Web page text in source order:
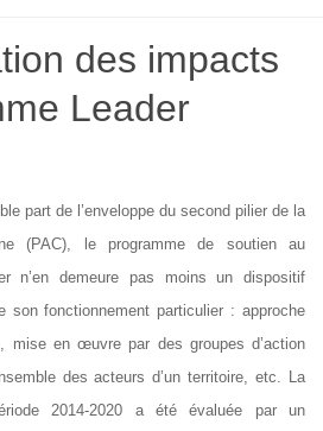
des impacts
Leader
part de l’enveloppe du second pilier de la
(PAC), le programme de soutien au
n’en demeure pas moins un dispositif
son fonctionnement particulier : approche
mise en œuvre par des groupes d’action
des acteurs d’un territoire, etc. La
2014-2020 a été évaluée par un